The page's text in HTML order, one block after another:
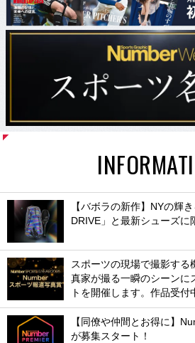
【バボラの新作】NYの輝
DRIVE」と最新シューズに
スポーツの現場で撮影する
真家が撮る一瞬のシーンに
トを開催します。作品受付
【同僚や仲間とお得に】
が募集スタート！